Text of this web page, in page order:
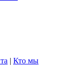
| Кто мы